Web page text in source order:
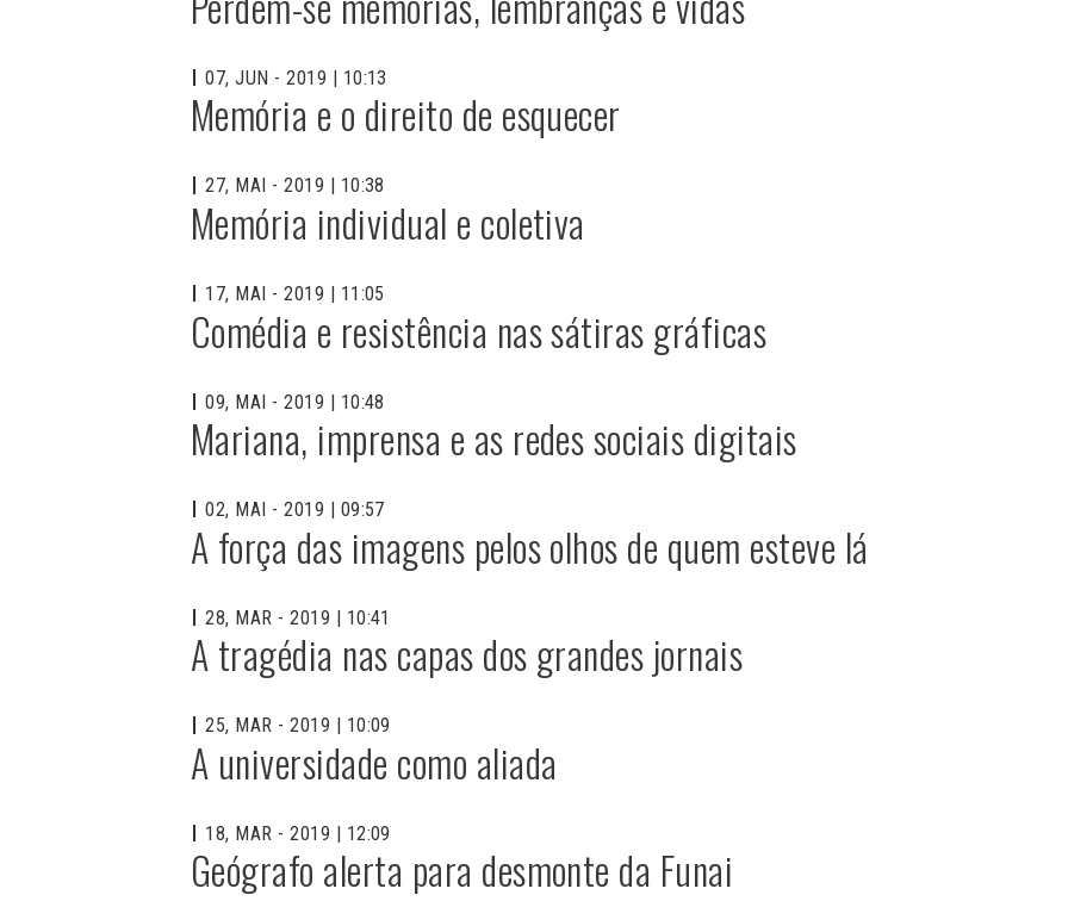
07, JUN - 2019 | 10:13
Memória e o direito de esquecer
27, MAI - 2019 | 10:38
Memória individual e coletiva
17, MAI - 2019 | 11:05
Comédia e resistência nas sátiras gráficas
09, MAI - 2019 | 10:48
Mariana, imprensa e as redes sociais digitais
02, MAI - 2019 | 09:57
A força das imagens pelos olhos de quem esteve lá
28, MAR - 2019 | 10:41
A tragédia nas capas dos grandes jornais
25, MAR - 2019 | 10:09
A universidade como aliada
18, MAR - 2019 | 12:09
Geógrafo alerta para desmonte da Funai